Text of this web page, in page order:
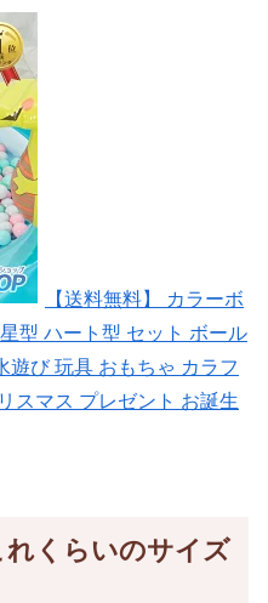
【送料無料】 カラーボ
型 ハート型 セット ボール
遊び 玩具 おもちゃ カラフ
スマス プレゼント お誕生
くらいのサイズ